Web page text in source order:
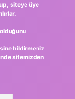
siteye üye
bildirmeniz
sitemizden